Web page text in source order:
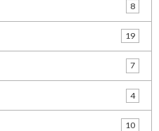
8
19
7
4
10